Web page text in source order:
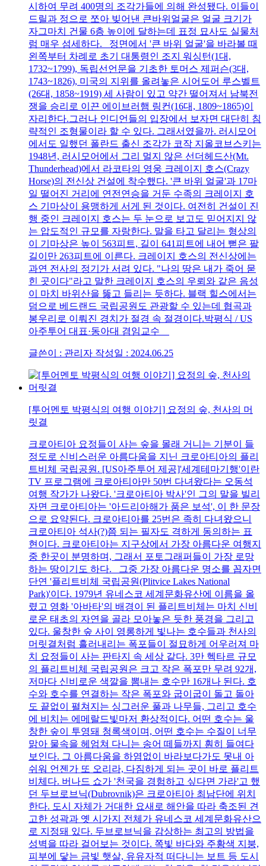
시하여 무려 400명의 조각가들에 의해 완성됐다. 이들이
드릴과 정으로 쪼아 빚어낸 큰바위얼굴은 얼굴 크기가
자그마치 건물 6층 높이에 달하는데 표정 묘사도 실물처
럼 매우 섬세하다. 정면에서 '큰 바위 얼굴'을 바라볼 때
왼쪽부터 차례로 초기 대통령인 조지 워싱턴(1대,
1732~1799), 독립선언문을 기초한 토머스 제퍼슨(3대,
1743~1826), 미국의 지위를 올려놓은 시어도어 루스벨트
(26대, 1858~1919) 세 사람이 있고 약간 떨어져서 남북전
쟁을 승리로 이끈 에이브러햄 링컨(16대, 1809~1865)이
자리한다.그러나 인디언들의 입장에서 보자면 대단히 침
략적인 조형물이라 할 수 있다. 그래서였을까. 러시모어
에서도 일했던 폴란드 출신 조각가 코작 지올코브스키는
1948년, 러시모어에서 그리 멀지 않은 선더헤드산(Mt.
Thunderhead)에서 라코타의 영웅 크레이지 호스(Crazy
Horse)의 전신상 건설에 착수했다. '큰 바위 얼굴'과 17마
일 떨어진 거리에 연전연승을 거둔 수족의 크레이지 호
스 기마상이 용맹하게 서게 된 것이다. 여전히 건설이 진
행 중인 크레이지 호스는 두 눈으로 보고도 믿어지지 않
는 압도적인 규모를 자랑한다. 말을 타고 달리는 형상의
이 기마상은 높이 563피트, 길이 641피트에 내어 뻗은 팔
길이만 263피트에 이른다. 크레이지 호스의 전신상에는
과연 전사의 정기가 서려 있다. "나의 땅은 내가 죽어 묻
힌 곳이다"라고 말한 크레이지 호스의 우뢰와 같은 음성
이 마치 바위산을 뚫고 들리는 듯하다. 블랙 힐스에서는
덤으로 베드랜드 국립공원도 관광할 수 있는데 협곡과
봉우리로 이뤄진 경치가 절경 속 절경이다.박평식 / US
아주투어 대표·동아대 겸임교수
글쓴이 : 관리자 작성일 : 2024.06.25
[투어멘토 박평식의 여행 이야기] 요정의 숲, 천사의 머
릿결
크로아티아 요정들이 사는 숲을 몰래 거니는 기분이 들
정도로 신비스러운 아름다움을 지닌 크로아티아의 플리
트비체 국립공원. [US아주투어 제공]'세계테마기행'이란
TV 프로그램에 크로아티아만 50번 다녀왔다는 오동석
여행 작가가 나왔다. '크로아티아 박사'인 그의 말을 빌리
자면 크로아티아는 '아드리아해가 품은 보석', 이 한 문장
으로 요약된다. 크로아티아를 25번은 족히 다녀왔으니
크로아티아 석사(?)쯤 되는 필자도 격하게 동의하는 표
현이다. 크로아티아는 지구상에서 가장 아름다운 여행지
중 한곳이 분명하며, 그래서 포토그래퍼들이 가장 로망
하는 땅이기도 하다. 그중 가장 아름다운 명소를 꼽자면
단연 '플리트비체 국립공원(Plitvice Lakes National
Park)'이다. 1979년 유네스코 세계문화유산에 이름을 올
렸고 영화 '아바타'의 배경이 된 플리트비체는 마치 신비
로운 태초의 자연을 골라 모아놓은 듯한 풍경을 그리고
있다. 울창한 숲 사이 영롱하게 빛나는 호수들과 천사의
머릿결처럼 흘러내리는 폭포들이 절묘하게 어우러져 마
치 요정들이 사는 판타지 속 세상 같다. 3만 헥타르 규모
의 플리트비체 국립공원은 크고 작은 폭포만 무려 92개,
저마다 신비로운 색깔을 뽐내는 호수만 16개나 된다. 호
수와 호수를 연결하는 작은 폭포와 굽이굽이 돌고 돌아
도 끝없이 펼쳐지는 싱그러운 풀과 나무들, 그리고 호수
에 비치는 에메랄드빛마저 환상적이다. 어떤 호수는 울
창한 숲이 투영돼 청록색이며, 어떤 호수는 수질이 너무
맑아 물속을 헤엄쳐 다니는 송어 떼들까지 훤히 들여다
보인다. 그 아름다움을 하염없이 바라보다가도 못내 아
쉬워 언젠가 또 오리라, 다짐하게 되는 곳이 바로 플리트
비체다. 버나드 쇼가 '천국을 경험하고 싶다면 가라'고 했
던 두브로브닉(Dubrovnik)은 크로아티아 최남단에 위치
한다. 도시 자체가 거대한 요새로 해안을 따라 축조된 견
고한 성곽과 옛 시가지 전체가 유네스코 세계문화유산으
로 지정돼 있다. 두브로브닉을 감상하는 최고의 방법을
성벽을 따라 걸어보는 것이다. 쪽빛 바다와 주황색 지붕,
피부에 닿는 금빛 햇살, 유유자적 떠다니는 보트 등 도시